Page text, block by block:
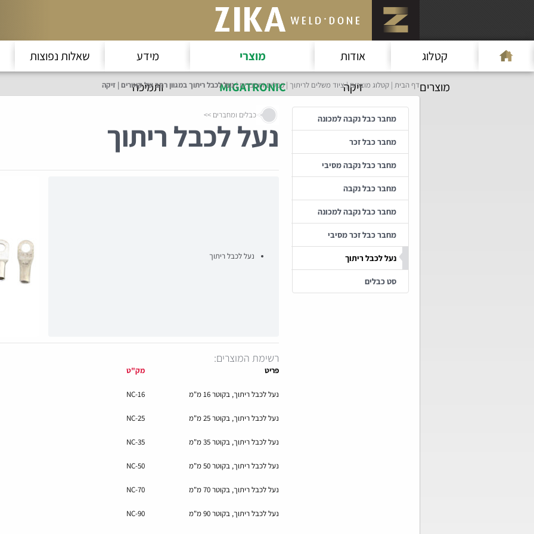
קטלוג
מוצרים
אודות
זיקה
מוצרי
MIGATRONIC
מידע
ותמיכה
שאלות נפוצות
דף הבית קטלוג מוצרים ציוד משלים לריתוך כבלים ומחברים נעל לכבל ריתוך במגוון רחב של קוטרים | זיקה
מחבר כבל נקבה למכונה
מחבר כבל זכר
מחבר כבל נקבה מסיבי
מחבר כבל נקבה
מחבר כבל נקבה למכונה
מחבר כבל זכר מסיבי
נעל לכבל ריתוך
סט כבלים
כבלים ומחברים
נעל לכבל ריתוך
נעל לכבל ריתוך
רשימת המוצרים:
פריט מק"ט
נעל לכבל ריתוך, בקוטר 16 מ"מ NC-16
נעל לכבל ריתוך, בקוטר 25 מ"מ NC-25
נעל לכבל ריתוך, בקוטר 35 מ"מ NC-35
נעל לכבל ריתוך, בקוטר 50 מ"מ NC-50
נעל לכבל ריתוך, בקוטר 70 מ"מ NC-70
נעל לכבל ריתוך, בקוטר 90 מ"מ NC-90